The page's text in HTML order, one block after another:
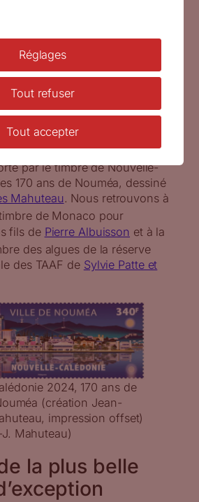
photos Pascal
taille-douce) (©
Bougault)
postes
par le timbre de Nouvelle-
170 ans de Nouméa, dessiné
Mahuteau. Nous retrouvons à
de Monaco pour
fils de Pierre Albuisson et à la
des algues de la réserve
des TAAF de Sylvie Patte et
2024, 170 ans de
(création Jean-
impression offset)
Mahuteau)
la plus belle
Réglages
Tout refuser
Tout accepter